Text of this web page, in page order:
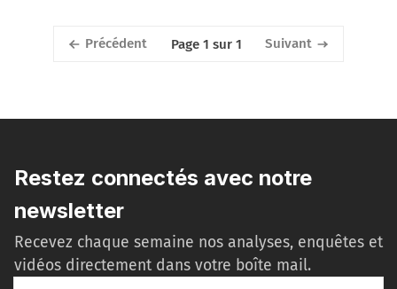
Précédent Page 1 sur 1 Suivant
Restez connectés avec notre
newsletter
Recevez chaque semaine nos analyses, enquêtes et
vidéos directement dans votre boîte mail.